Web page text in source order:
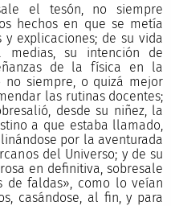
el tesón, no siempre
hechos en que se metía
explicaciones; de su vida
medias, su intención de
de la física en la
siempre, o quizá mejor
las rutinas docentes;
desde su niñez, la
a que estaba llamado,
por la aventurada
del Universo; y de su
en definitiva, sobresale
de faldas», como lo veían
casándose, al fin, y para